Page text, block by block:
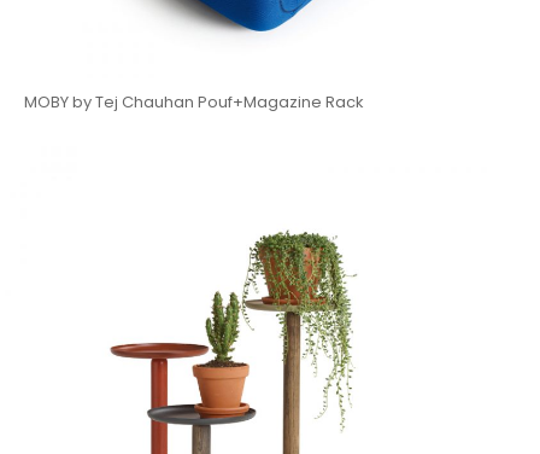
MOBY by Tej Chauhan Pouf+Magazine Rack